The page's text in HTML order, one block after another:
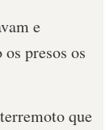
e
presos os
que